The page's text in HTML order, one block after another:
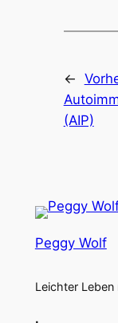
←
(AIP)
Peggy Wolf
Leichter